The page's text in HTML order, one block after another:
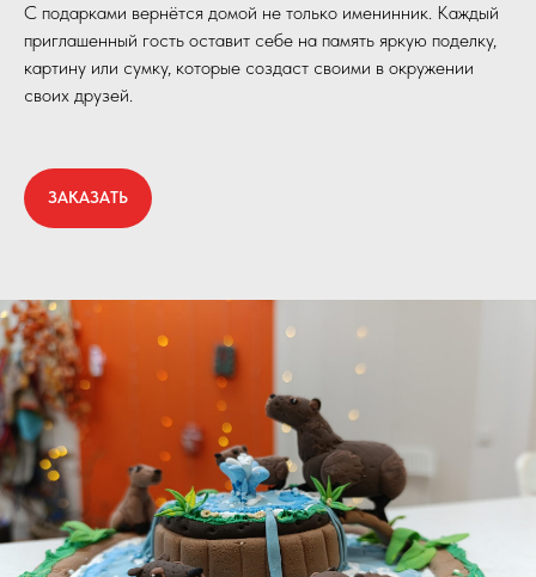
С подарками вернётся домой не только именинник. Каждый
приглашенный гость оставит себе на память яркую поделку,
картину или сумку, которые создаст своими в окружении
своих друзей.
ЗАКАЗАТЬ